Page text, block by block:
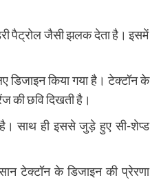
पैट्रोल जैसी झलक देता है। इसमें
डिजाइन किया गया है। टेक्टॉन के
की छवि दिखती है।
है। साथ ही इससे जुड़े हुए सी-शेप्ड
टेक्टॉन के डिजाइन की प्रेरणा